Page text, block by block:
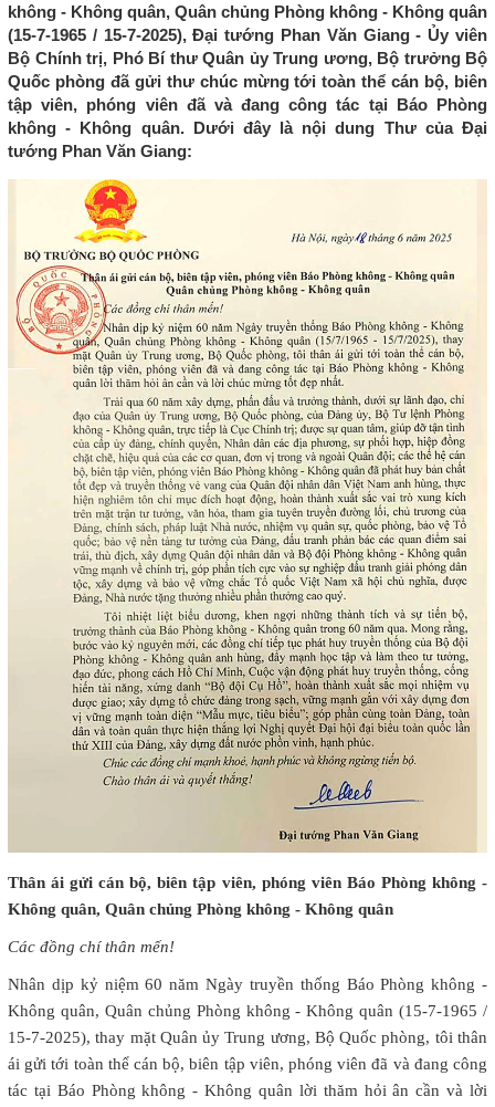
không - Không quân, Quân chủng Phòng không - Không quân
(15-7-1965 / 15-7-2025), Đại tướng Phan Văn Giang - Ủy viên
Bộ Chính trị, Phó Bí thư Quân ủy Trung ương, Bộ trưởng Bộ
Quốc phòng đã gửi thư chúc mừng tới toàn thể cán bộ, biên
tập viên, phóng viên đã và đang công tác tại Báo Phòng
không - Không quân. Dưới đây là nội dung Thư của Đại
tướng Phan Văn Giang:
Thân ái gửi cán bộ, biên tập viên, phóng viên Báo Phòng không -
Không quân, Quân chủng Phòng không - Không quân
Các đồng chí thân mến!
Nhân dịp kỷ niệm 60 năm Ngày truyền thống Báo Phòng không -
Không quân, Quân chủng Phòng không - Không quân (15-7-1965 /
15-7-2025), thay mặt Quân ủy Trung ương, Bộ Quốc phòng, tôi thân
ái gửi tới toàn thể cán bộ, biên tập viên, phóng viên đã và đang công
tác tại Báo Phòng không - Không quân lời thăm hỏi ân cần và lời